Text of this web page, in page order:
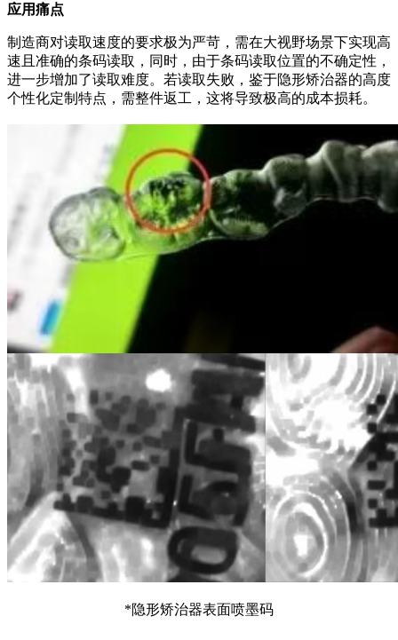
应用痛点
制造商对读取速度的要求极为严苛，需在大视野场景下实现高
速且准确的条码读取，同时，由于条码读取位置的不确定性，
进一步增加了读取难度。若读取失败，鉴于隐形矫治器的高度
个性化定制特点，需整件返工，这将导致极高的成本损耗。
*隐形矫治器表面喷墨码